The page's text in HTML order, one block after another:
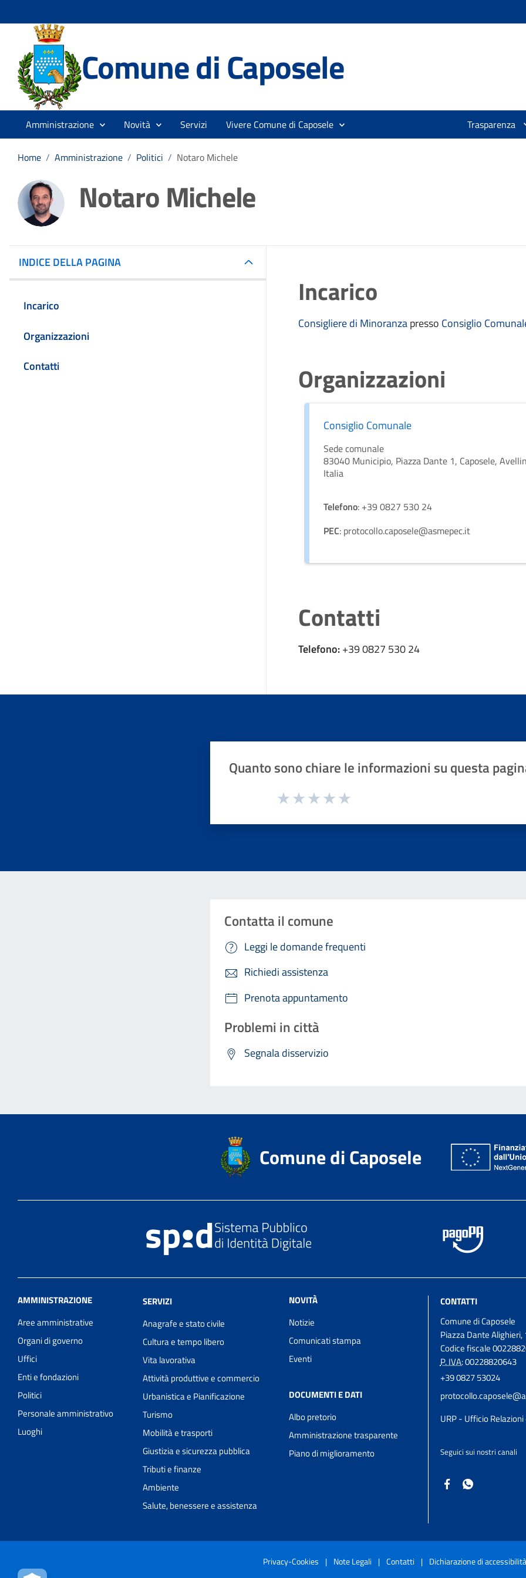
Comune di Caposele
Amministrazione Novità Servizi Vivere Comune di Caposele Trasparenza
Home / Amministrazione / Politici / Notaro Michele
Notaro Michele
INDICE DELLA PAGINA
Incarico
Organizzazioni
Contatti
Incarico
Consigliere di Minoranzapresso Consiglio
Organizzazioni
Consiglio Comunale
Sede comunale
83040 Municipio, Piazza Dante 1, Caposele,
Italia
Telefono: +39 0827 530 24
PEC: protocollo.caposele@asmepec.it
Contatti
Telefono:+39 0827 530 24
Quanto sono chiare le informazioni su questa
Valuta da 1 a 5 stelle la pagina
Contatta il comune
Leggi le domande frequenti
Richiedi assistenza
Prenota appuntamento
Problemi in città
Segnala disservizio
Comune di Caposele
AMMINISTRAZIONE
Aree amministrative
Organi di governo
Uffici
Enti e fondazioni
Politici
Personale amministrativo
Luoghi
SERVIZI
Anagrafe e stato civile
Cultura e tempo libero
Vita lavorativa
Attività produttive e commercio
Urbanistica e Pianificazione
Turismo
Mobilità e trasporti
Giustizia e sicurezza pubblica
Tributi e finanze
Ambiente
Salute, benessere e assistenza
NOVITÀ
Notizie
Comunicati stampa
Eventi
DOCUMENTI E DATI
Albo pretorio
Amministrazione trasparente
Piano di miglioramento
CONTATTI
Comune di Caposele
Piazza Dante Alighieri,
Codice fiscale
P. IVA:00228820643
+39 0827 53024
URP - Ufficio
Seguici sui nostri canali
Privacy-Cookies | Note Legali | Contatti | Dichiarazione di accessibilità